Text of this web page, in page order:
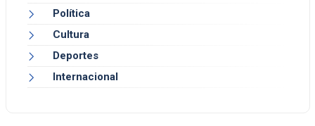
Política
Cultura
Deportes
Internacional